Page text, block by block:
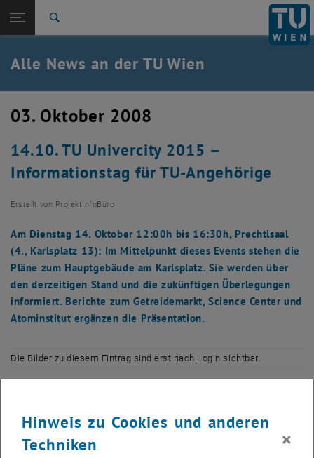
TU Login
Quicklinks
Quicklinks-Menü umschalten
Studium
Karriere
Zurück: Subseiten von TU Wien Startseite auflisten
Zurück zur letzten Ebene:
TU Wien Startseite
Übersicht
Alle News an der TU Wien
03. Oktober 2008
14.10. TU Univercity 2015 –
Informationstag für TU-Angehörige
Erstellt von ProjektInfoBüro
Am Dienstag 14. Oktober 12:00h bis 16:30h, Prechtlsaal
(4., Karlsplatz 13): Im Mittelpunkt dieses Events stehen die
Pläne zum Hauptgebäude am Karlsplatz. Sie werden über
den derzeitigen Stand und die zukünftigen Überlegungen
informiert. Berichte zum Getreidemarkt, Science Center und
Atominstitut ergänzen die Präsentation.
Die Bilder zu diesem Eintrag sind erst nach Login sichtbar.
Verfügung.
Hinweis zu Cookies und anderen
Techniken
×